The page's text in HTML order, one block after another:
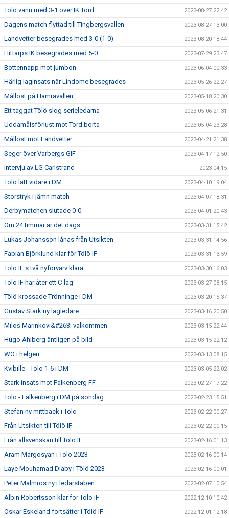
Tölö vann med 3-1 över IK Tord 2023-08-27 22:42
Dagens match flyttad till Tingbergsvallen 2023-08-27 13:00
Landvetter besegrades med 3-0 (1-0) 2023-08-20 18:44
Hittarps IK besegrades med 5-0 2023-07-29 23:47
Bottennapp mot jumbon 2023-06-04 00:33
Härlig laginsats när Lindome besegrades 2023-05-26 22:27
Mållöst på Hamravallen 2023-05-18 20:30
Ett taggat Tölö slog serieledarna 2023-05-06 21:31
Uddamålsförlust mot Tord borta 2023-05-04 23:28
Mållöst mot Landvetter 2023-04-21 21:38
Seger över Varbergs GIF 2023-04-17 12:50
Intervju av LG Carlstrand 2023-04-15
Tölö lätt vidare i DM 2023-04-10 19:04
Storstryk i jämn match 2023-04-07 18:31
Derbymatchen slutade 0-0 2023-04-01 20:43
Om 24 timmar är det dags 2023-03-31 15:42
Lukas Johansson lånas från Utsikten 2023-03-31 14:56
Fabian Björklund klar för Tölö IF 2023-03-31 13:59
Tölö IF:s två nyförvärv klara 2023-03-30 16:03
Tölö IF har åter ett C-lag 2023-03-27 08:15
Tölö krossade Trönninge i DM 2023-03-20 15:37
Gustav Stark ny lagledare 2023-03-16 20:50
Miloš Marinkovi&#263; välkommen 2023-03-15 22:44
Hugo Ahlberg äntligen på bild 2023-03-15 22:12
WO i helgen 2023-03-13 08:15
Kvibille - Tölö 1-6 i DM 2023-03-05 22:02
Stark insats mot Falkenberg FF 2023-02-27 17:22
Tölö - Falkenberg i DM på söndag 2023-02-23 15:51
Stefan ny mittback i Tölö 2023-02-22 00:27
Från Utsikten till Tölö IF 2023-02-22 00:15
Från allsvenskan till Tölö IF 2023-02-16 01:13
Aram Margosyan i Tölö 2023 2023-02-16 00:14
Laye Mouhamad Diaby i Tölö 2023 2023-02-16 00:01
Peter Malmros ny i ledarstaben 2023-02-07 10:54
Albin Robertsson klar för Tölö IF 2022-12-10 10:42
Oskar Eskeland fortsätter i Tölö IF 2022-12-01 12:18